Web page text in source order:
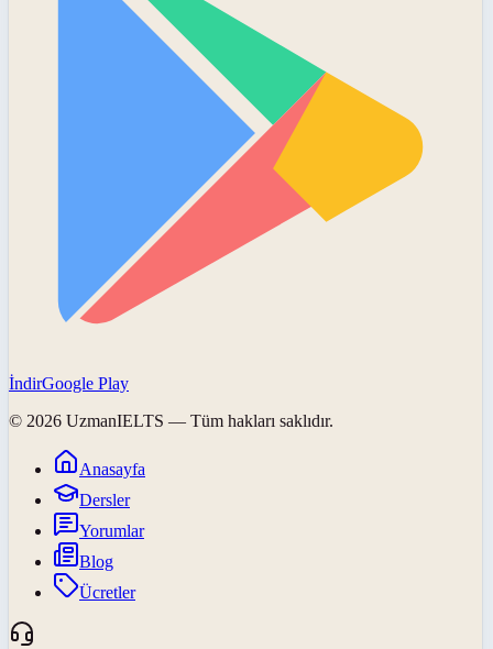
İndirGoogle Play
© 2026 UzmanIELTS — Tüm hakları saklıdır.
Anasayfa
Dersler
Yorumlar
Blog
Ücretler